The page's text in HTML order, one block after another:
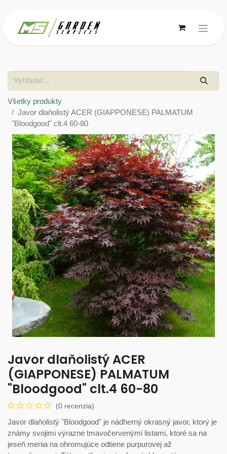
Všetky produkty
Javor dlaňolistý ACER (GIAPPONESE) PALMATUM
"Bloodgood" clt.4 60-80
Javor dlaňolistý ACER
(GIAPPONESE) PALMATUM
"Bloodgood" clt.4 60-80
(0 recenzia)
Javor dlaňolistý "Bloodgood" je nádherný okrasný javor, ktorý je
známy svojimi výrazne tmavočervenými listami, ktoré sa na
jeseň menia na ohromujúce odtiene purpurovej až